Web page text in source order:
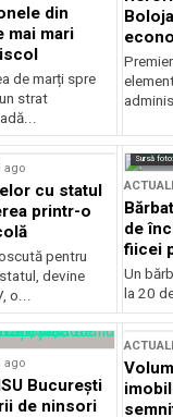
din
mai mari
de marți spre
strat
ago
cu statul
printr-o
pentru
devine
o...
Sursă
de
fiicei
Un
la 20
ago
București
de ninsori